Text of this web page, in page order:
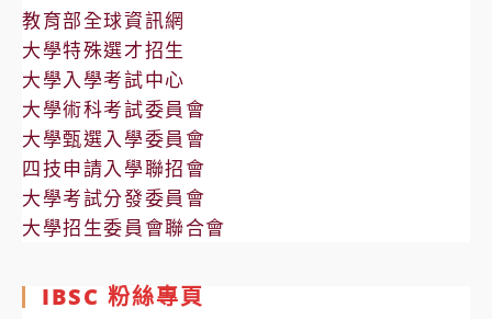
教育部全球資訊網
大學特殊選才招生
大學入學考試中心
大學術科考試委員會
大學甄選入學委員會
四技申請入學聯招會
大學考試分發委員會
大學招生委員會聯合會
IBSC 粉絲專頁